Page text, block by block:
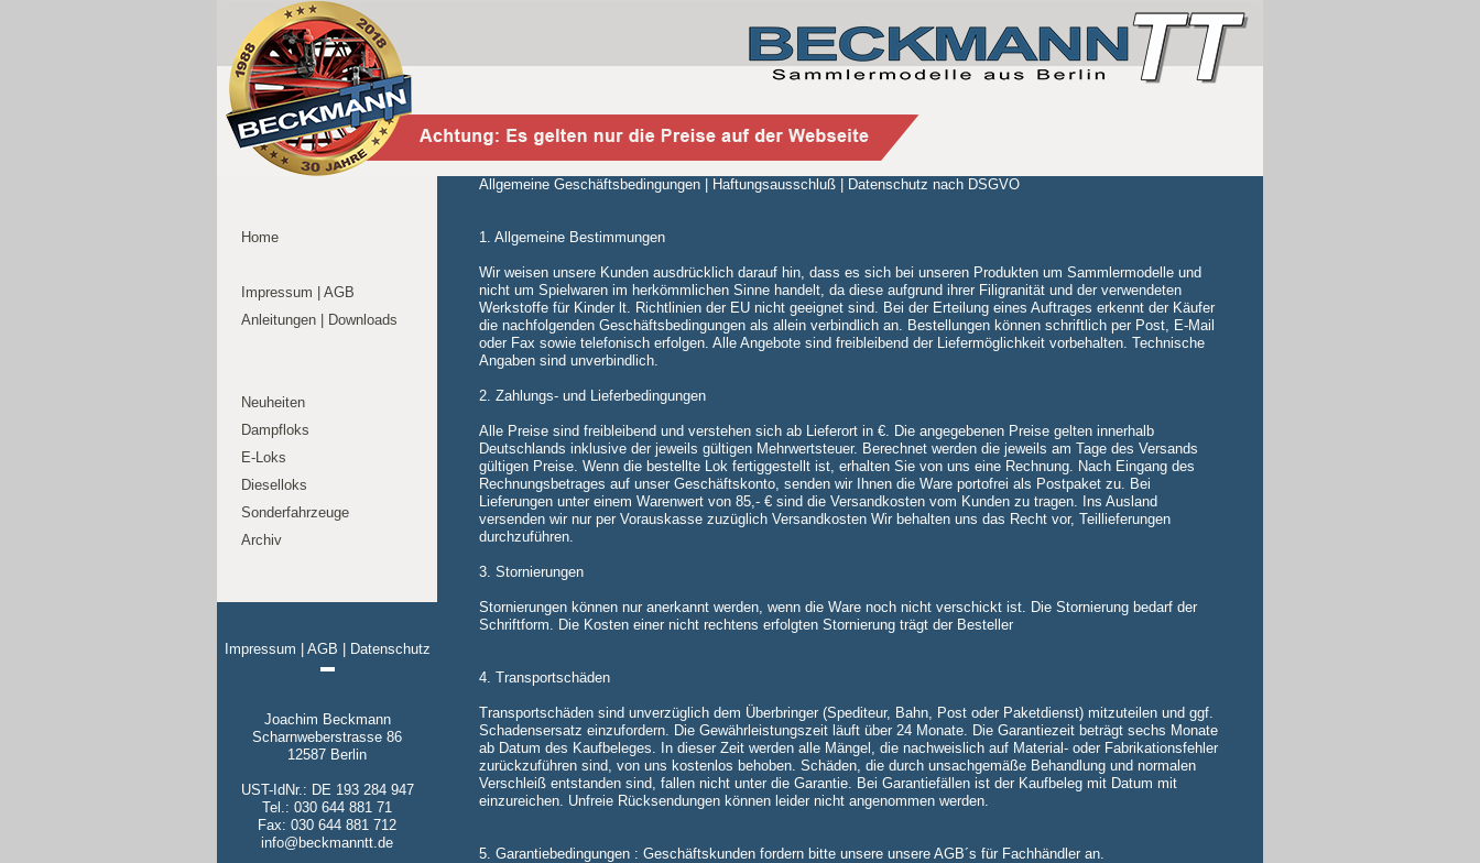
Home
Impressum | AGB
Anleitungen | Downloads
Neuheiten
Dampfloks
E-Loks
Dieselloks
Sonderfahrzeuge
Archiv
Impressum | AGB | Datenschutz
▬
Joachim Beckmann
Scharnweberstrasse 86
12587 Berlin
UST-IdNr.: DE 193 284 947
Tel.: 030 644 881 71
Fax: 030 644 881 712
info@beckmanntt.de
Allgemeine Geschäftsbedingungen | Haftungsausschluß Datenschutz nach DSGVO
1. Allgemeine Bestimmungen
Wir weisen unsere Kunden ausdrücklich darauf hin, dass es sich bei unseren Produkten um Sammlermodelle und
nicht um Spielwaren im herkömmlichen Sinne handelt, da diese aufgrund ihrer Filigranität und der verwendeten
Werkstoffe für Kinder lt. Richtlinien der EU nicht geeignet sind. Bei der Erteilung eines Auftrages erkennt der Käufer
die nachfolgenden Geschäftsbedingungen als allein verbindlich an. Bestellungen können schriftlich per Post, E-Mail
oder Fax sowie telefonisch erfolgen. Alle Angebote sind freibleibend der Liefermöglichkeit vorbehalten. Technische
Angaben sind unverbindlich.
2. Zahlungs- und Lieferbedingungen
Alle Preise sind freibleibend und verstehen sich ab Lieferort in €. Die angegebenen Preise gelten innerhalb
Deutschlands inklusive der jeweils gültigen Mehrwertsteuer. Berechnet werden die jeweils am Tage des Versands
gültigen Preise. Wenn die bestellte Lok fertiggestellt ist, erhalten Sie von uns eine Rechnung. Nach Eingang des
Rechnungsbetrages auf unser Geschäftskonto, senden wir Ihnen die Ware portofrei als Postpaket zu. Bei
Lieferungen unter einem Warenwert von 85,- € sind die Versandkosten vom Kunden zu tragen. Ins Ausland
versenden wir nur per Vorauskasse zuzüglich Versandkosten Wir behalten uns das Recht vor, Teillieferungen
durchzuführen.
3. Stornierungen
Stornierungen können nur anerkannt werden, wenn die Ware noch nicht verschickt ist. Die Stornierung bedarf der
Schriftform. Die Kosten einer nicht rechtens erfolgten Stornierung trägt der Besteller
4. Transportschäden
Transportschäden sind unverzüglich dem Überbringer (Spediteur, Bahn, Post oder Paketdienst) mitzuteilen und ggf.
Schadensersatz einzufordern. Die Gewährleistungszeit läuft über 24 Monate. Die Garantiezeit beträgt sechs Monate
ab Datum des Kaufbeleges. In dieser Zeit werden alle Mängel, die nachweislich auf Material- oder Fabrikationsfehler
zurückzuführen sind, von uns kostenlos behoben. Schäden, die durch unsachgemäße Behandlung und normalen
Verschleiß entstanden sind, fallen nicht unter die Garantie. Bei Garantiefällen ist der Kaufbeleg mit Datum mit
einzureichen. Unfreie Rücksendungen können leider nicht angenommen werden.
5. Garantiebedingungen : Geschäftskunden fordern bitte unsere unsere AGB´s für Fachhändler an.